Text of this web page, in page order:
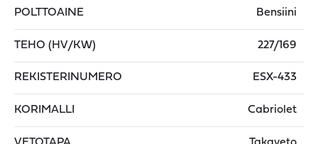
POLTTOAINE Bensiini
TEHO (HV/KW) 227/169
REKISTERINUMERO ESX-433
KORIMALLI Cabriolet